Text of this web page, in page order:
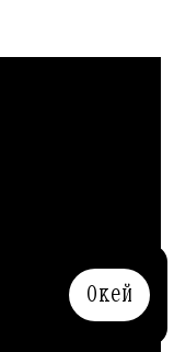
Окей